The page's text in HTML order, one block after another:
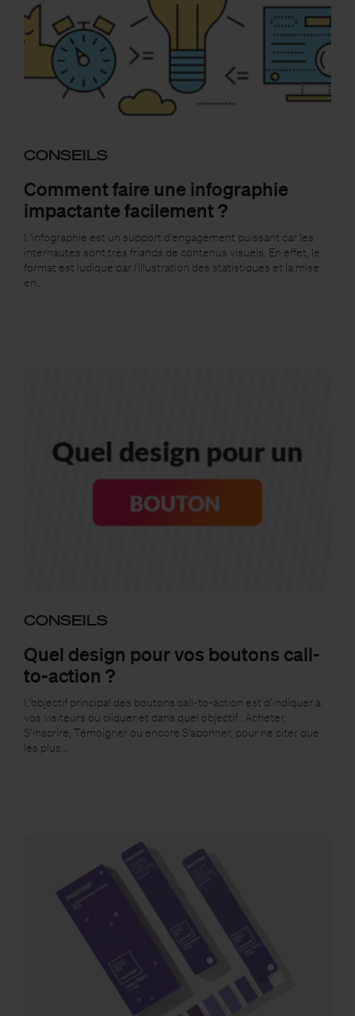
CONSEILS
Comment faire une infographie
impactante facilement ?
L'infographie est un support d'engagement puissant car les
internautes sont très friands de contenus visuels. En effet, le
format est ludique par l'illustration des statistiques et la mise
en…
CONSEILS
Quel design pour vos boutons call-
to-action ?
L’objectif principal des boutons call-to-action est d’indiquer à
vos visiteurs où cliquer et dans quel objectif : Acheter,
S’inscrire, Témoigner ou encore S’abonner, pour ne citer que
les plus…